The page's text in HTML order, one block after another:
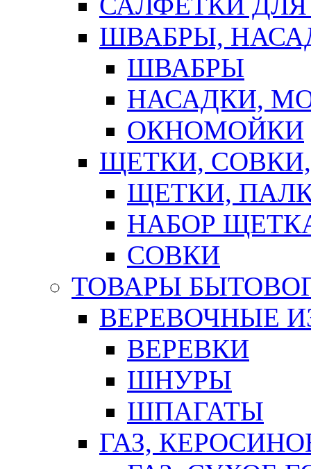
ШВАБРЫ,
ШВАБРЫ
НАСАДКИ,
ОКНОМОЙКИ
ЩЕТКИ,
ЩЕТКИ,
НАБОР
СОВКИ
ТОВАРЫ
ВЕРЕВОЧНЫЕ
ВЕРЕВКИ
ШНУРЫ
ШПАГАТЫ
ГАЗ,